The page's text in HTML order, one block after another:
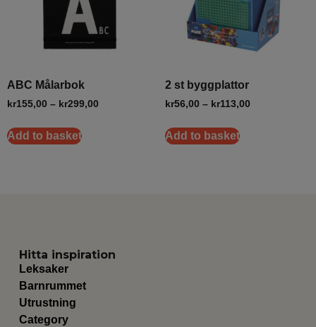
ABC Målarbok
kr155,00 – kr299,00
Add to basket
2 st byggplattor
kr56,00 – kr113,00
Add to basket
Hitta inspiration
Leksaker
Barnrummet
Utrustning
Category